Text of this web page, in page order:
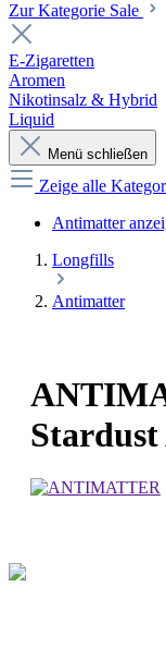
Zur Kategorie Sale
E-Zigaretten
Aromen
Nikotinsalz & Hybrid
Liquid
Menü schließen
Zeige alle
Antimatter
Longfills
Antimatter